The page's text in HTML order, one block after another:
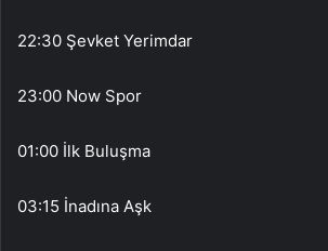
22:30 Şevket Yerimdar
23:00 Now Spor
01:00 İlk Buluşma
03:15 İnadına Aşk